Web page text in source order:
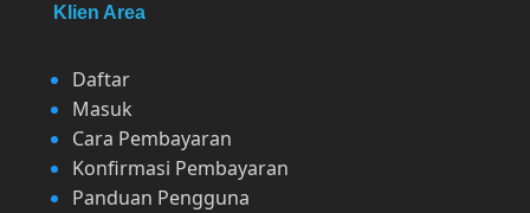
Klien Area
Daftar
Masuk
Cara Pembayaran
Konfirmasi Pembayaran
Panduan Pengguna